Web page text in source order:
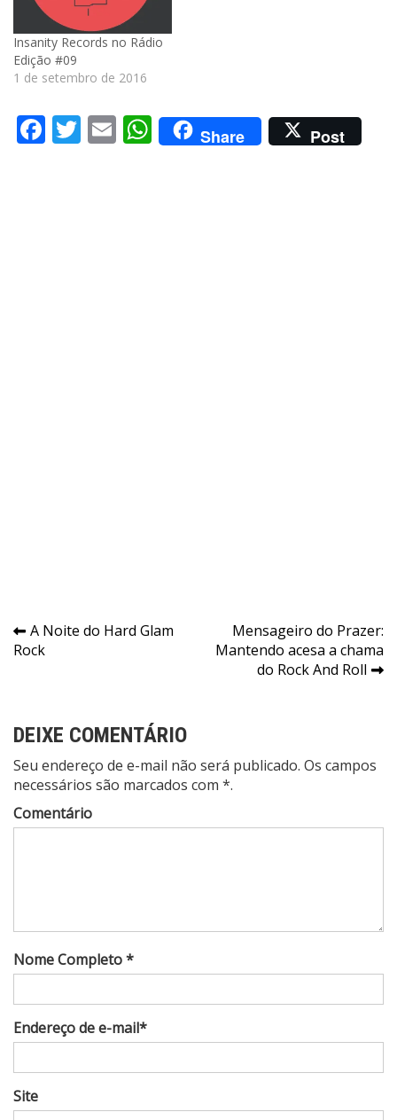
Insanity Records no Rádio
Edição #09
1 de setembro de 2016
Facebook
Twitter
EmailWhatsApp
Share Post
Navegação
de
A Noite do Hard Glam
Rock
Mensageiro do Prazer:
Mantendo acesa a chama
do Rock And Roll
DEIXE COMENTÁRIO
Seu endereço de e-mail não será publicado. Os campos
necessários são marcados com *.
Comentário
Nome Completo *
Endereço de e-mail*
Site